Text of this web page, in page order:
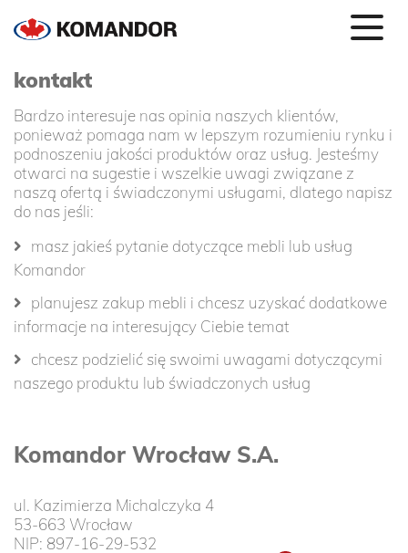
kontakt
Bardzo interesuje nas opinia naszych klientów,
ponieważ pomaga nam w lepszym rozumieniu rynku i
podnoszeniu jakości produktów oraz usług. Jesteśmy
otwarci na sugestie i wszelkie uwagi związane z
naszą ofertą i świadczonymi usługami, dlatego napisz
do nas jeśli:
masz jakieś pytanie dotyczące mebli lub usług
Komandor
planujesz zakup mebli i chcesz uzyskać dodatkowe
informacje na interesujący Ciebie temat
chcesz podzielić się swoimi uwagami dotyczącymi
naszego produktu lub świadczonych usług
Komandor Wrocław S.A.
ul. Kazimierza Michalczyka 4
53-663 Wrocław
NIP: 897-16-29-532